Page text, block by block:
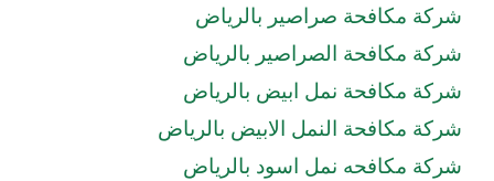
شركة مكافحة صراصير بالرياض
شركة مكافحة الصراصير بالرياض
شركة مكافحة نمل ابيض بالرياض
شركة مكافحة النمل الابيض بالرياض
شركة مكافحه نمل اسود بالرياض